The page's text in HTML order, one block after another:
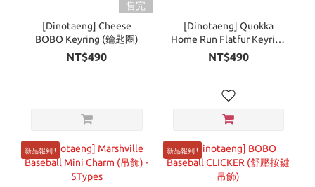
售完
[Dinotaeng] Cheese
BOBO Keyring (鑰匙圈)
NT$490
[Dinotaeng] Quokka
Home Run Flatfur Keyring
(鑰匙圈) - 7Types
NT$490
新品報到 ! 新品報到 !